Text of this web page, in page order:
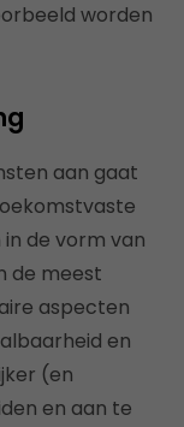
worden
aan gaat
de vorm van
de meest
aspecten
en
(en
en aan te